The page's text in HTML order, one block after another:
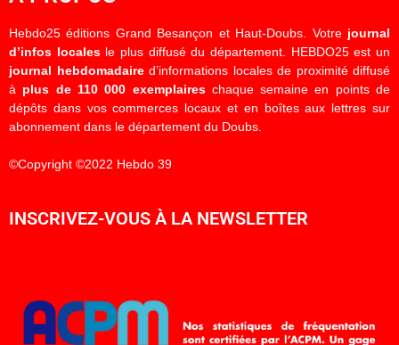
Hebdo25 éditions Grand Besançon et Haut-Doubs. Votre journal
d’infos localesle plus diffusé du département. HEBDO25 est un
journal hebdomadaired’informations locales de proximité diffusé
à plus de 110 000 exemplaireschaque semaine en points de
dépôts dans vos commerces locaux et en boîtes aux lettres sur
abonnement dans le département du Doubs.
©Copyright ©2022 Hebdo 39
INSCRIVEZ-VOUS À LA NEWSLETTER